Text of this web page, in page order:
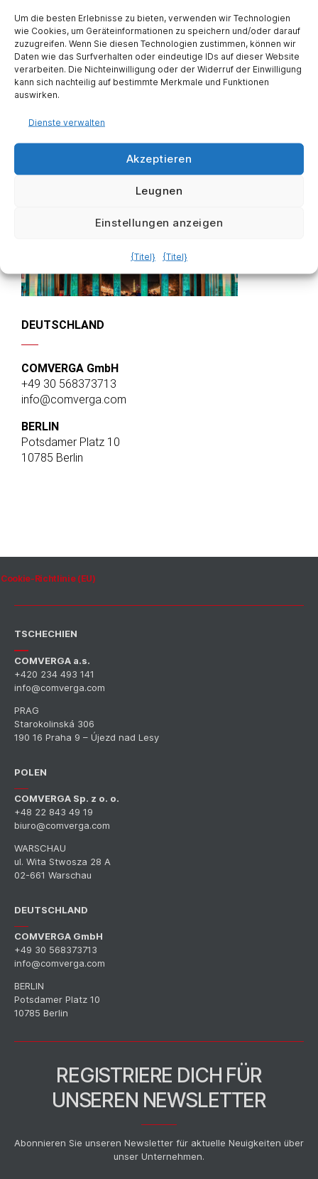
Um die besten Erlebnisse zu bieten, verwenden wir Technologien
wie Cookies, um Geräteinformationen zu speichern und/oder darauf
zuzugreifen. Wenn Sie diesen Technologien zustimmen, können wir
Daten wie das Surfverhalten oder eindeutige IDs auf dieser Website
verarbeiten. Die Nichteinwilligung oder der Widerruf der Einwilligung
kann sich nachteilig auf bestimmte Merkmale und Funktionen
auswirken.
Dienste verwalten
Akzeptieren
Leugnen
Einstellungen anzeigen
{Titel} {Titel}
COMVERGA Sp. z oo
+48 22 843 49 19
biuro@comverga.com
WARSCHAU
ul. Wita Stwosza 28 A
DEUTSCHLAND
COMVERGA GmbH
+49 30 568373713
info@comverga.com
BERLIN
Potsdamer Platz 10
10785 Berlin
Cookie-Richtlinie (EU)
TSCHECHIEN
COMVERGA a.s.
+420 234 493 141
info@comverga.com
PRAG
Starokolinská 306
190 16 Praha 9 – Újezd nad Lesy
POLEN
COMVERGA Sp. z o. o.
+48 22 843 49 19
biuro@comverga.com
WARSCHAU
ul. Wita Stwosza 28 A
02-661 Warschau
DEUTSCHLAND
COMVERGA GmbH
+49 30 568373713
info@comverga.com
BERLIN
Potsdamer Platz 10
10785 Berlin
REGISTRIERE DICH FÜR
UNSEREN NEWSLETTER
Abonnieren Sie unseren Newsletter für aktuelle Neuigkeiten über
unser Unternehmen.